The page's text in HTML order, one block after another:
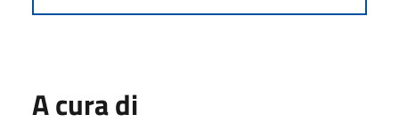
A cura di